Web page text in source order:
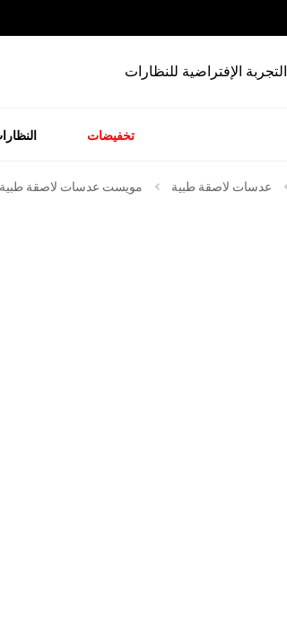
التجربة الإفتراضية للنظارات
تخفيضات
عدسات لاصقة طبية مويست عدسات لاصقة طبية